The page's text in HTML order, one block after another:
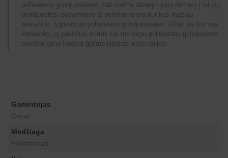
poliuretano grindjuostėmis, tad norime atkreipti jūsų dėmesį į tai jog
grindjuostės, pagamintos iš polistireno yra kur kas mažiau
lanksčios, lyginant su poliuretano grindjuostėmis. Užtat jos kur kas
kietesnės, jų paviršius tvirtas kai tuo tarpu poliuretano grindjuostės
paviršiu gana lengvai galima įspausti kietu daiktu.
Gamintojas
Cezar
Medžiaga